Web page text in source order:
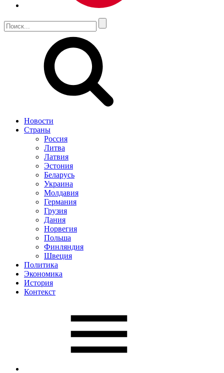
Новости
Страны
Россия
Литва
Латвия
Эстония
Беларусь
Украина
Молдавия
Германия
Грузия
Дания
Норвегия
Польша
Финляндия
Швеция
Политика
Экономика
История
Контекст